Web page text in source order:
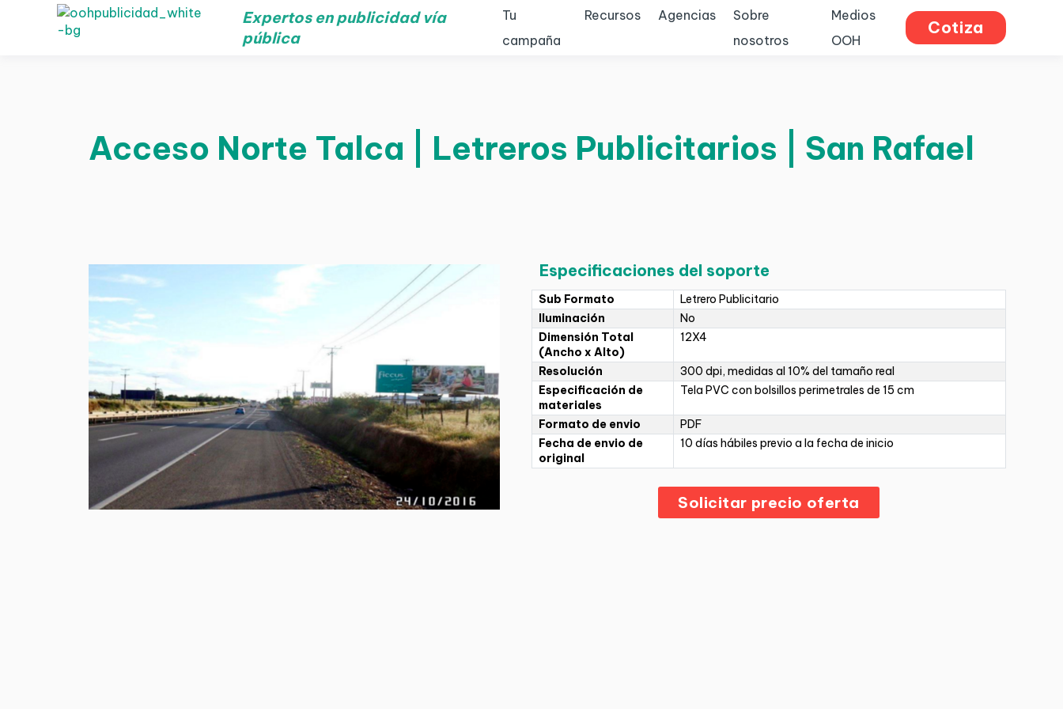
Expertos en publicidad vía
pública
Tu
campaña
Recursos Agencias
Sobre
nosotros
Medios
OOH
Cotiza
Acceso Norte Talca | Letreros Publicitarios | San Rafael
Especificaciones del soporte
Sub Formato
Letrero Publicitario
Iluminación
No
Dimensión Total
(Ancho x Alto)
12X4
Resolución
300 dpi, medidas al 10% del tamaño real
Especificación de
materiales
Tela PVC con bolsillos perimetrales de 15 cm
Formato de envio
PDF
Fecha de envio de
original
10 días hábiles previo a la fecha de inicio
Solicitar precio oferta